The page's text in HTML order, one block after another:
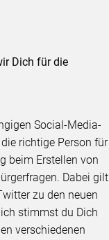
Dich für die
Social-Media-
richtige Person für
beim Erstellen von
Dabei gilt
zu den neuen
stimmst du Dich
verschiedenen